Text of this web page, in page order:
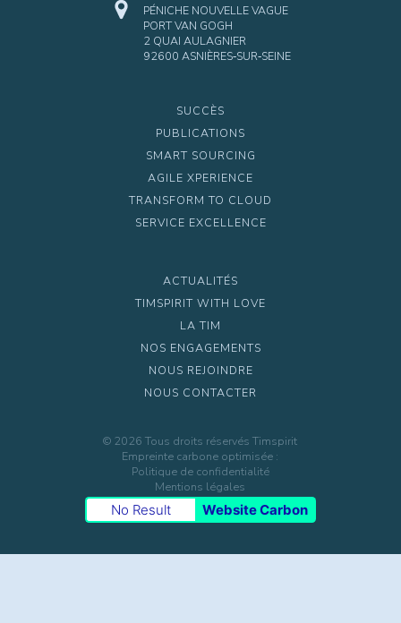
PÉNICHE NOUVELLE VAGUE
PORT VAN GOGH
2 QUAI AULAGNIER
92600 ASNIÈRES‑SUR‑SEINE
SUCCÈS
PUBLICATIONS
SMART SOURCING
AGILE XPERIENCE
TRANSFORM TO CLOUD
SERVICE EXCELLENCE
ACTUALITÉS
TIMSPIRIT WITH LOVE
LA TIM
NOS ENGAGEMENTS
NOUS REJOINDRE
NOUS CONTACTER
© 2026 Tous droits réservés Timspirit
Empreinte carbone optimisée :
Politique de confidentialité
Mentions légales
No Result Website Carbon